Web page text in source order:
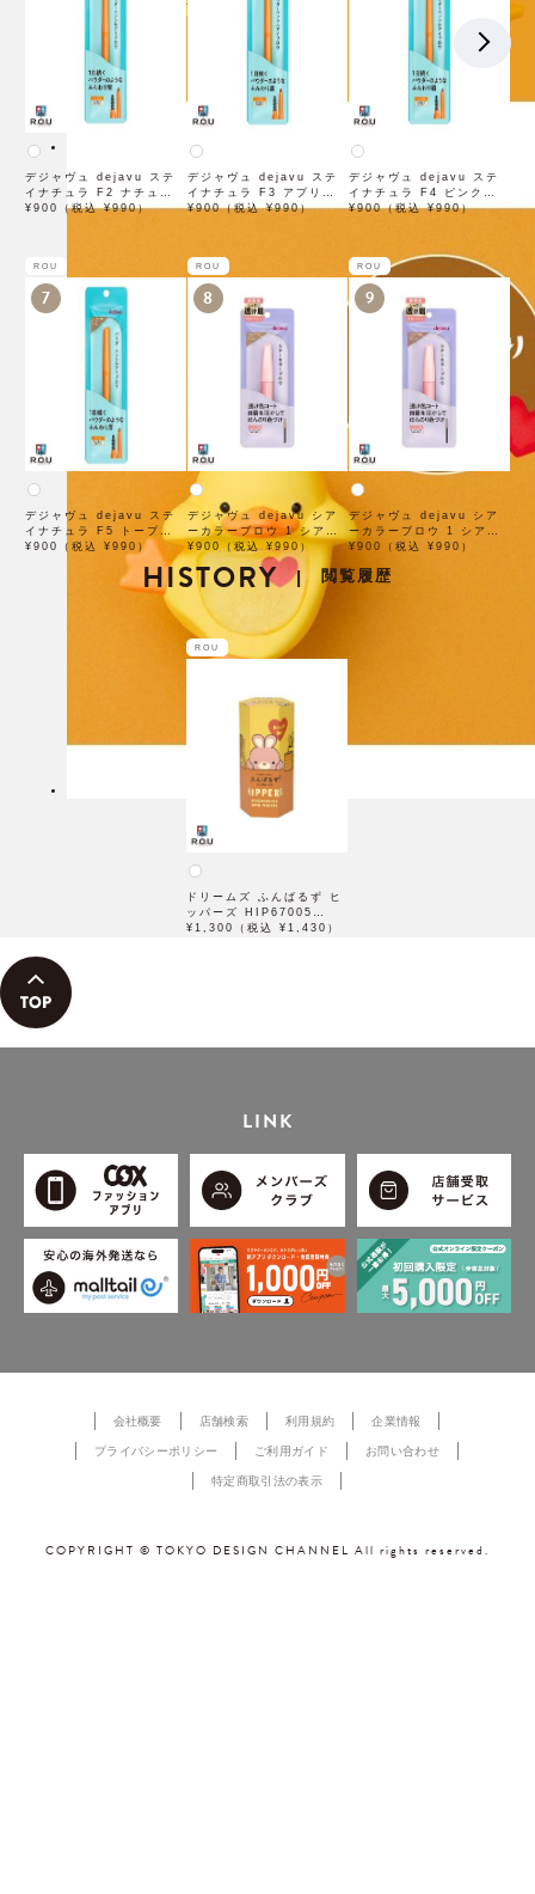
デジャヴュ dejavu ステ
イナチュラ F2 ナチュラル
ブラウン【アイブロウ】
¥900（税込 ¥990）
デジャヴュ dejavu ステ
イナチュラ F3 アプリコッ
トブラウン【アイブロウ】
¥900（税込 ¥990）
デジャヴュ dejavu ステ
イナチュラ F4 ピンクベー
ジュ【アイブロウ】【イミ
¥900（税込 ¥990）
ROU
7
デジャヴュ dejavu ステ
イナチュラ F5 トープベー
ジュ【アイブロウ】【イミ
¥900（税込 ¥990）
ROU
8
デジャヴュ dejavu シア
ーカラーブロウ 1 シアー
ベージュ【アイブロウ】
【イミュimju】
¥900（税込 ¥990）
ROU
9
デジャヴュ dejavu シア
ーカラーブロウ 1 シアー
ブロンズ【アイブロウ】
¥900（税込 ¥990）
HISTORY | 閲覧履歴
ROU
ドリームズ ふんばるず ヒ
ッパーズ HIP67005
HIPPERS Funbarus
¥1,300（税込 ¥1,430）
LINK
会社概要 店舗検索 利用規約 企業情報
プライバシーポリシー ご利用ガイド お問い合わせ
特定商取引法の表示
COPYRIGHT © TOKYO DESIGN CHANNEL All rights reserved.